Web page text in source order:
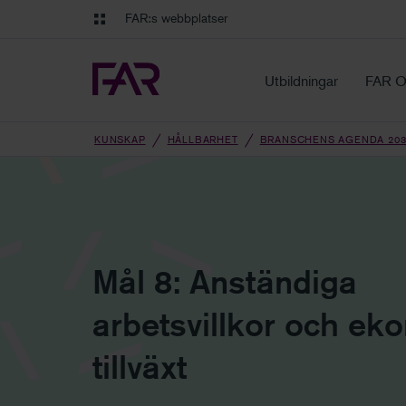
Gå till navigation FAR:s webbplatser
Utbildningar FAR
KUNSKAP HÅLLBARHET BRANSCHENS AGENDA
Mål 8: Anständiga
arbetsvillkor och
tillväxt